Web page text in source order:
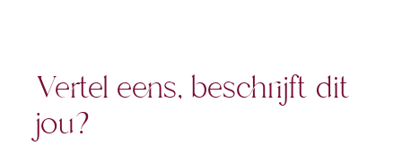
Vertel eens, beschrijft dit
jou?